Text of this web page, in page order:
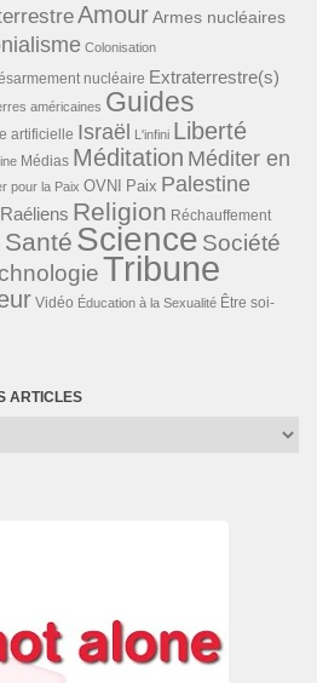
AmourArmes nucléaires
Colonisation
nucléaire Extraterrestre(s)
américaines Guides
artificielle Israël L'infini Liberté
Médias Méditation Méditer en
pour la Paix OVNI Paix Palestine
Raéliens Religion Réchauffement
Santé Science Société
Tribune
Vidéo Éducation à la Sexualité Être soi-
ARTICLES